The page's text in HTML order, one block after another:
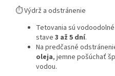
⏱️ Výdrž a odstránenie
Tetovania sú
stave 3 až 5 dní.
Na predčasné
oleja, jemne pošúchať
vodou.